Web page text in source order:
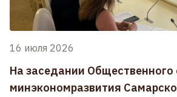
16 июля 2026
На заседании Общественного
минэкономразвития